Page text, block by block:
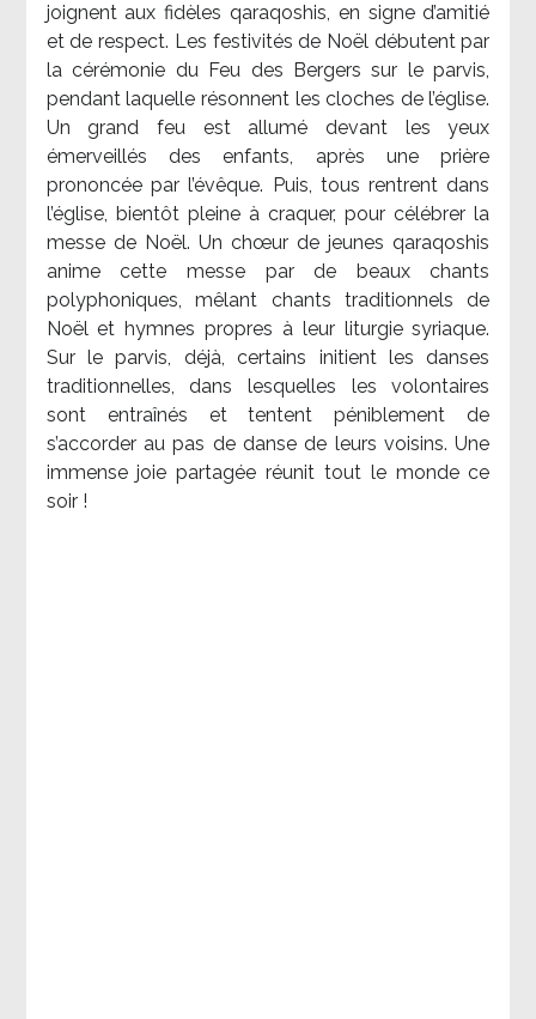
joignent aux fidèles qaraqoshis, en signe d’amitié
et de respect. Les festivités de Noël débutent par
la cérémonie du Feu des Bergers sur le parvis,
pendant laquelle résonnent les cloches de l’église.
Un grand feu est allumé devant les yeux
émerveillés des enfants, après une prière
prononcée par l’évêque. Puis, tous rentrent dans
l’église, bientôt pleine à craquer, pour célébrer la
messe de Noël. Un chœur de jeunes qaraqoshis
anime cette messe par de beaux chants
polyphoniques, mêlant chants traditionnels de
Noël et hymnes propres à leur liturgie syriaque.
Sur le parvis, déjà, certains initient les danses
traditionnelles, dans lesquelles les volontaires
sont entraînés et tentent péniblement de
s’accorder au pas de danse de leurs voisins. Une
immense joie partagée réunit tout le monde ce
soir !